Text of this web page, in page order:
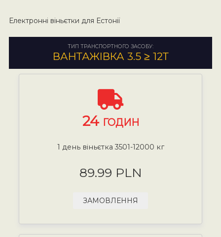
Електронні віньєтки для Естонії
ТИП ТРАНСПОРТНОГО ЗАСОБУ:
ВАНТАЖІВКА 3.5 ≥ 12Т
24 ГОДИН
1 день віньєтка 3501-12000 кг
89.99 PLN
ЗАМОВЛЕННЯ